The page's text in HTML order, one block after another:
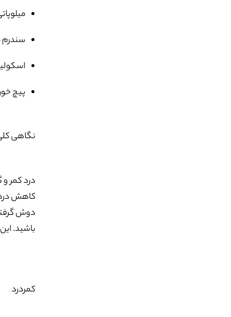
سندرم
پیچ
نگاهی
درد کمر و
کاهش درد
دوش
باشید.
کمردرد